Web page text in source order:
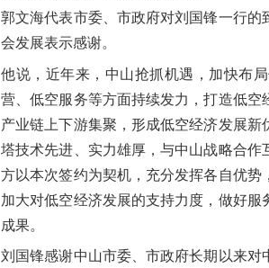
郭文海代表市委、市政府对刘国锋一行
会发展表示感谢。
他说，近年来，中山抢抓机遇，加快布
营、低空服务等方面持续发力，打造低
产业链上下游集聚，形成低空经济发展
塔技术先进、实力雄厚，与中山战略合
方以本次签约为契机，充分发挥各自优
加大对低空经济发展的支持力度，做好
成果。
刘国锋感谢中山市委、市政府长期以来